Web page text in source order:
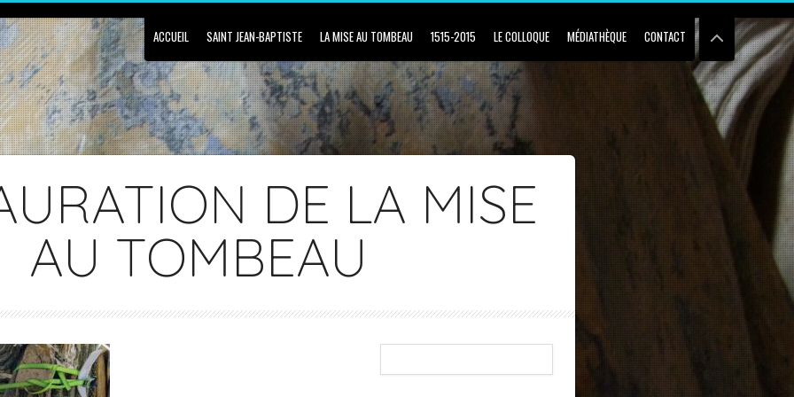
ACCUEIL SAINT JEAN-BAPTISTE LA MISE AU TOMBEAU 1515-2015 LE COLLOQUE MÉDIATHÈQUE CONTACT
DE LA MISE
AU TOMBEAU